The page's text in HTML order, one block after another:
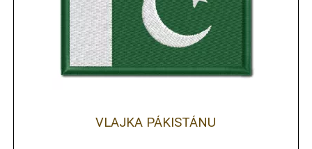
VLAJKA PÁKISTÁNU